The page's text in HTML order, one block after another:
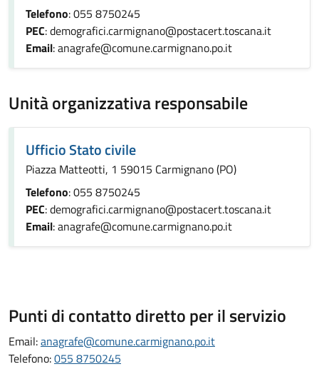
Telefono: 055 8750245
PEC: demografici.carmignano@postacert.toscana.it
Email: anagrafe@comune.carmignano.po.it
Unità organizzativa responsabile
Ufficio Stato civile
Piazza Matteotti, 1 59015 Carmignano (PO)
Telefono: 055 8750245
PEC: demografici.carmignano@postacert.toscana.it
Email: anagrafe@comune.carmignano.po.it
Punti di contatto diretto per il servizio
Email:anagrafe@comune.carmignano.po.it
Telefono:055 8750245